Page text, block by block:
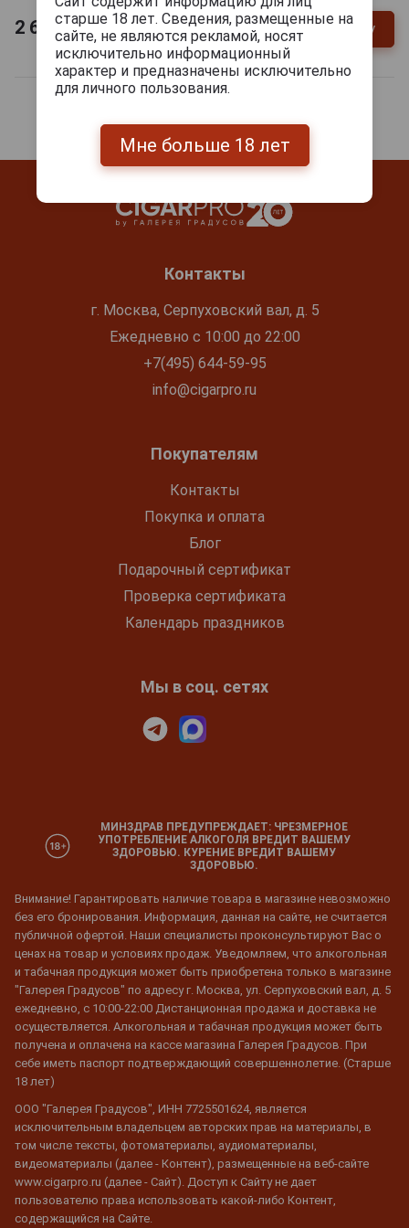
2 669руб. В заявку
Контакты
г. Москва, Серпуховский вал, д. 5
Ежедневно с 10:00 до 22:00
+7(495) 644-59-95
info@cigarpro.ru
Покупателям
Контакты
Покупка и оплата
Блог
Подарочный сертификат
Проверка сертификата
Календарь праздников
Мы в соц. сетях
МИНЗДРАВ ПРЕДУПРЕЖДАЕТ: ЧРЕЗМЕРНОЕ
УПОТРЕБЛЕНИЕ АЛКОГОЛЯ ВРЕДИТ ВАШЕМУ
ЗДОРОВЬЮ. КУРЕНИЕ ВРЕДИТ ВАШЕМУ
ЗДОРОВЬЮ.
Внимание! Гарантировать наличие товара в магазине невозможно
без его бронирования. Информация, данная на сайте, не считается
публичной офертой. Наши специалисты проконсультируют Вас о
ценах на товар и условиях продаж. Уведомляем, что алкогольная
и табачная продукция может быть приобретена только в магазине
"Галерея Градусов" по адресу г. Москва, ул. Серпуховский вал, д. 5
ежедневно, с 10:00-22:00 Дистанционная продажа и доставка не
осуществляется. Алкогольная и табачная продукция может быть
получена и оплачена на кассе магазина Галерея Градусов. При
себе иметь паспорт подтверждающий совершеннолетие. (Старше
18 лет)
ООО "Галерея Градусов", ИНН 7725501624, является
исключительным владельцем авторских прав на материалы, в
том числе тексты, фотоматериалы, аудиоматериалы,
видеоматериалы (далее - Контент), размещенные на веб-сайте
www.cigarpro.ru (далее - Сайт). Доступ к Сайту не дает
пользователю права использовать какой-либо Контент,
содержащийся на Сайте.
старше 18 лет. Сведения, размещенные на
сайте, не являются рекламой, носят
исключительно информационный
характер и предназначены исключительно
для личного пользования.
Мне больше 18 лет